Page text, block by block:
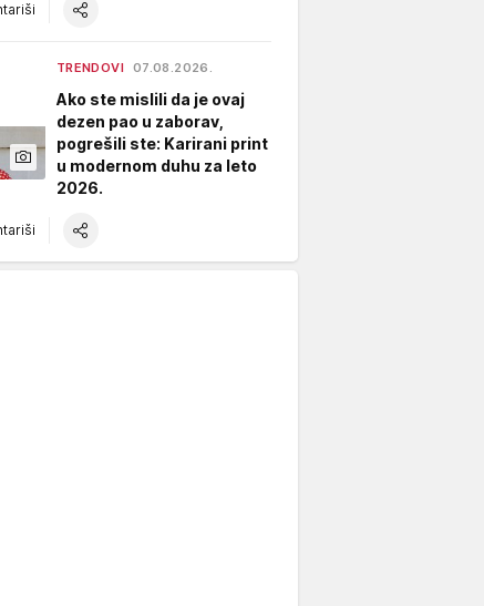
TRENDOVI 07.08.2026.
Ako ste mislili da je ovaj
dezen pao u zaborav,
pogrešili ste: Karirani print
u modernom duhu za leto
2026.